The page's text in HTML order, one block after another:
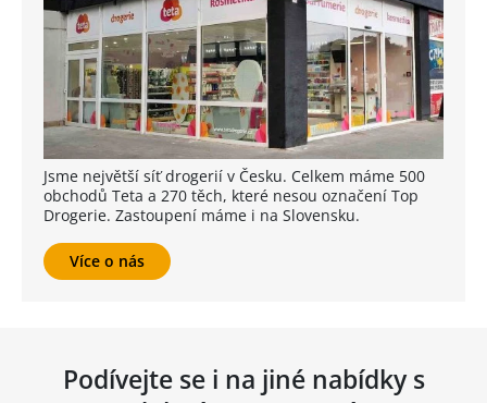
Jsme největší síť drogerií v Česku. Celkem máme 500
obchodů Teta a 270 těch, které nesou označení Top
Drogerie. Zastoupení máme i na Slovensku.
Více o nás
Podívejte se i na jiné nabídky s